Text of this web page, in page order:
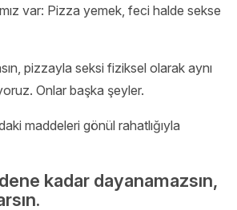
var: Pizza yemek, feci halde sekse
pizzayla seksi fiziksel olarak aynı
Onlar başka şeyler.
maddeleri gönül rahatlığıyla
kadar dayanamazsın,